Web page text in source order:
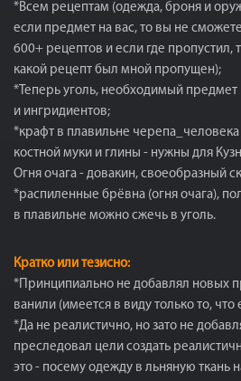
*Всем рецептам (одежда, броня и
если предмет на вас, то вы не
600+ рецептов и если где пропустил,
какой рецепт был мной пропущен);
*Теперь уголь, необходимый
и ингридиентов;
*крафт в плавильне
костной муки и глины - нужны для
Огня очага - довакин, своеобразный
*распиленные брёвна (огня очага),
в плавильне можно сжечь в уголь.
Кратко или тезисно:
*Принципиально не добавлял новых
ванили (имеется в виду только то, что
*Да не реалистично, но зато не
преследовал цели создать
это - посему одежду в льняную ткань